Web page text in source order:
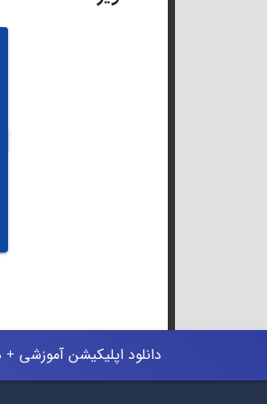
دانلود اپلیکیشن آموزشی